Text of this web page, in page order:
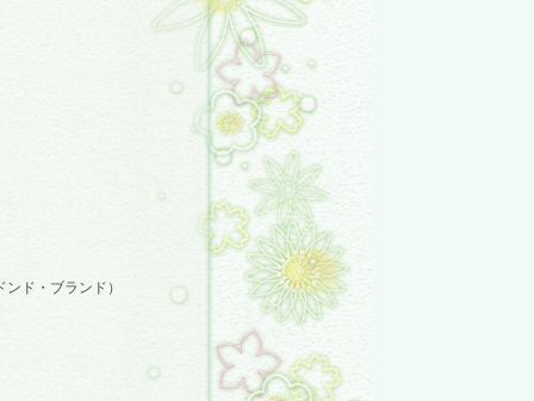
・ブランド）